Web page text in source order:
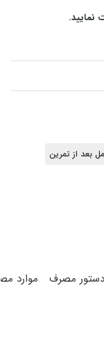
نمایید.
بعد از تمرین
دستور مصرف موارد